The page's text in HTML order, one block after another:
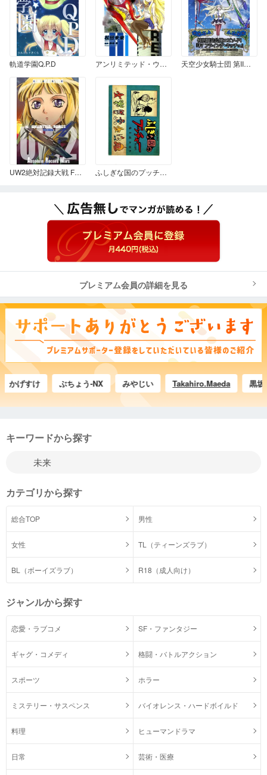
軌道学園Q.P.D アンリミテッド・ウィングス VOL.1 天空少女騎士団 第II巻 #7「フライング・キッチュ」
UW2絶対記録大戦 Fastpack.1 ふしぎな国のプッチャー
プレミアム会員の詳細を見る
すけ ぶちょう-NX みやじい Takahiro.Maeda 黒坂虎人
キーワードから探す
カテゴリから探す
総合TOP 男性
女性 TL（ティーンズラブ）
BL（ボーイズラブ） R18（成人向け）
ジャンルから探す
恋愛・ラブコメ SF・ファンタジー
ギャグ・コメディ 格闘・バトルアクション
スポーツ ホラー
ミステリー・サスペンス バイオレンス・ハードボイルド
料理 ヒューマンドラマ
日常 芸術・医療